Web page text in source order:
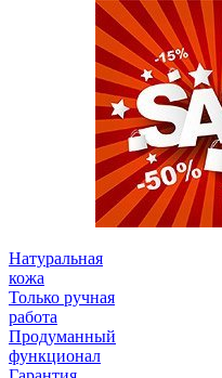
Натуральная
кожа
Только ручная
работа
Продуманный
функционал